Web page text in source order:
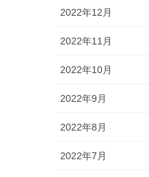
2022年12月
2022年11月
2022年10月
2022年9月
2022年8月
2022年7月